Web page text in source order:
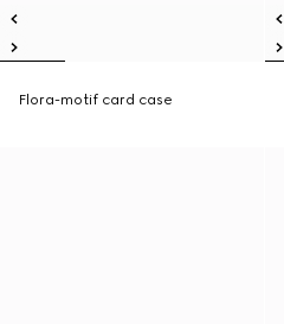
Flora-motif card case